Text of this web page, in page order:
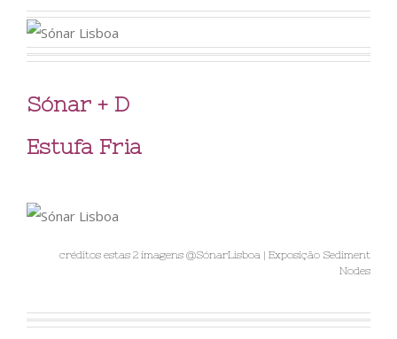
Sónar + D
Estufa Fria
créditos estas 2 imagens @SónarLisboa | Exposição Sediment
Nodes